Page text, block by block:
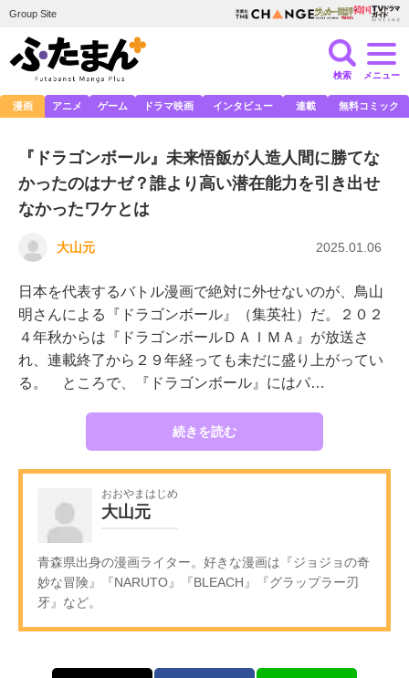
Group Site
検索 メニュー
漫画 アニメ ゲーム ドラマ映画 インタビュー 連載 無料コミック
『ドラゴンボール』未来悟飯が人造人間に勝てな
かったのはナゼ？誰より高い潜在能力を引き出せ
なかったワケとは
大山元 2025.01.06
日本を代表するバトル漫画で絶対に外せないのが、鳥山
明さんによる『ドラゴンボール』（集英社）だ。２０２
４年秋からは『ドラゴンボールＤＡＩＭＡ』が放送さ
れ、連載終了から２９年経っても未だに盛り上がってい
る。 ところで、『ドラゴンボール』にはパ…
続きを読む
おおやまはじめ
大山元
青森県出身の漫画ライター。好きな漫画は『ジョジョの奇
妙な冒険』『NARUTO』『BLEACH』『グラップラー刃
牙』など。